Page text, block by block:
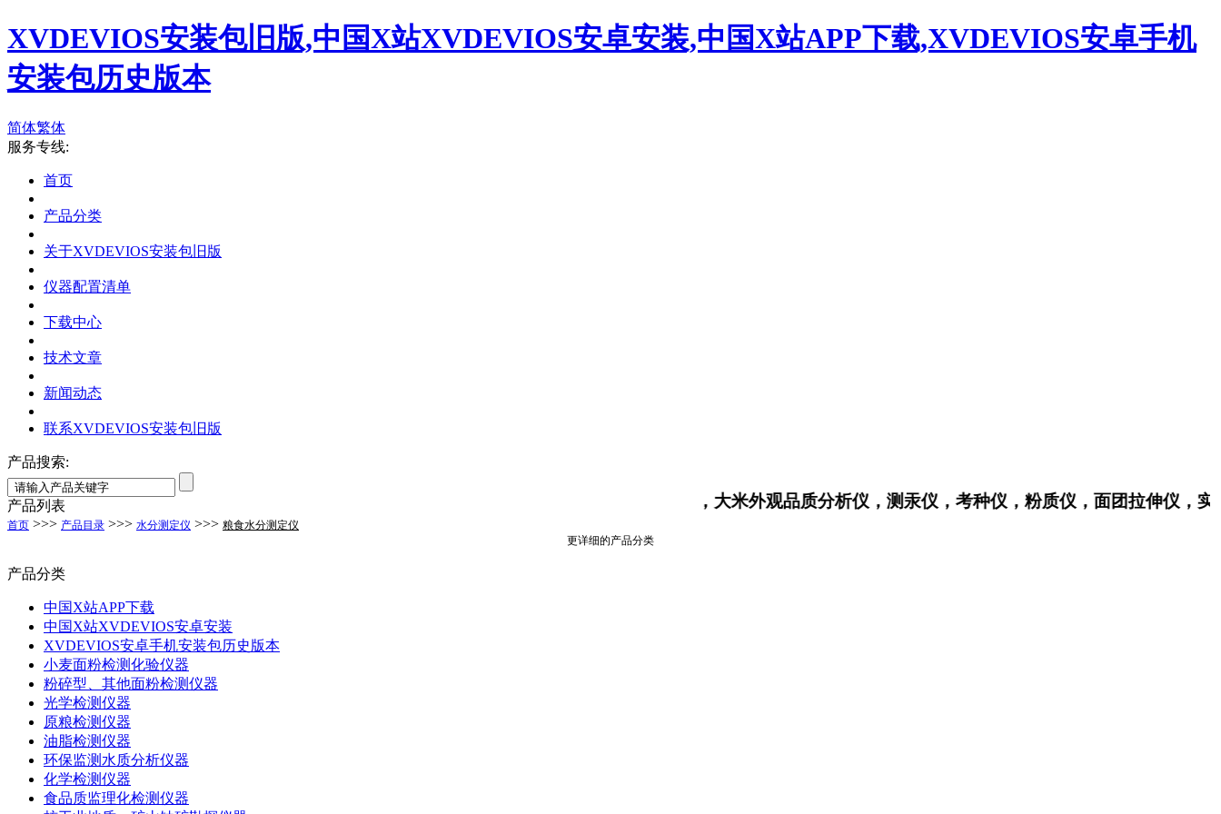
XVDEVIOS安装包旧版,中国X站XVDEVIOS安卓安装,中国X站APP下载,XVDEVIOS安卓手机
安装包历史版本
简体繁体
服务专线:
首页
产品分类
关于XVDEVIOS安装包旧版
仪器配置清单
下载中心
技术文章
新闻动态
联系XVDEVIOS安装包旧版
产品搜索:
大米食味计，大米外观品质分析仪，测汞仪，考种仪，粉质仪，面团拉伸仪
产品列表
首页 >>> 产品目录 >>> 水分测定仪 >>> 粮食水分测定仪
更详细的产品分类
产品分类
中国X站APP下载
中国X站XVDEVIOS安卓安装
XVDEVIOS安卓手机安装包历史版本
小麦面粉检测化验仪器
粉碎型、其他面粉检测仪器
光学检测仪器
原粮检测仪器
油脂检测仪器
环保监测水质分析仪器
化学检测仪器
食品质监理化检测仪器